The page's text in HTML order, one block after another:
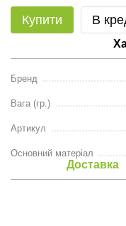
Купити В
Бренд
Вага (гр.)
Артикул
Основний матеріал
Доставка